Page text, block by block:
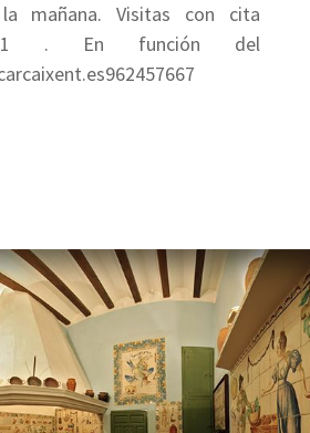
mañana. Visitas con cita
1 . En función del